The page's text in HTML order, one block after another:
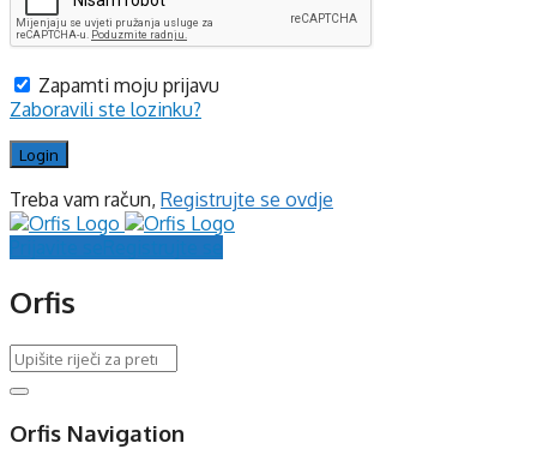
Zapamti moju prijavu
Zaboravili ste lozinku?
Treba vam račun, Registrujte se ovdje
Orfis
Orfis Navigation